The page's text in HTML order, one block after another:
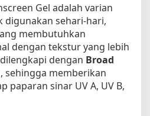
Gel adalah varian
digunakan sehari-hari,
membutuhkan
dengan tekstur yang lebih
dengan Broad
, sehingga memberikan
paparan sinar UV A, UV B,